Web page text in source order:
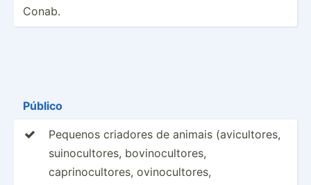
Conab.
Público

Pequenos criadores de animais (avicultores,
suinocultores, bovinocultores,
caprinocultores, ovinocultores,